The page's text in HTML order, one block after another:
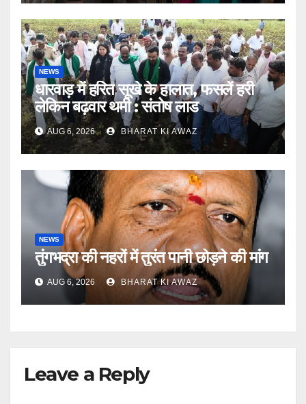
NEWS
धारवाड़ में हरित सूखे के हालात, फसलें हरी
लेकिन बढ़वार थमी : संतोष लाड
AUG 6, 2026 BHARAT KI AWAZ
NEWS
तुंगभद्रा की नहरों में तुरंत पानी छोड़ने की मांग
AUG 6, 2026 BHARAT KI AWAZ
Leave a Reply